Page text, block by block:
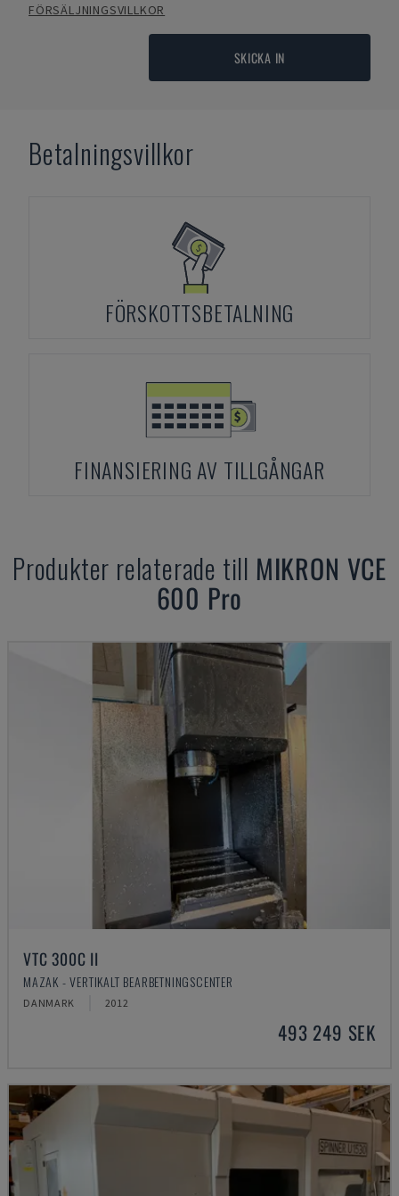
FÖRSÄLJNINGSVILLKOR
SKICKA IN
Betalningsvillkor
FÖRSKOTTSBETALNING
FINANSIERING AV TILLGÅNGAR
Produkter relaterade till MIKRON VCE
600 Pro
VTC 300C II
MAZAK - VERTIKALT BEARBETNINGSCENTER
DANMARK 2012
493 249 SEK